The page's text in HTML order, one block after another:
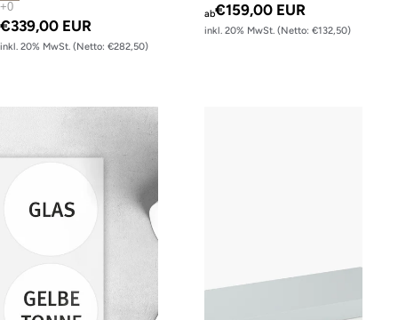
€339,00 EUR
inkl. 20% MwSt. (Netto: €282,50)
ab€159,00 EUR
inkl. 20% MwSt. (Netto: €132,50)
Recycling Hub double